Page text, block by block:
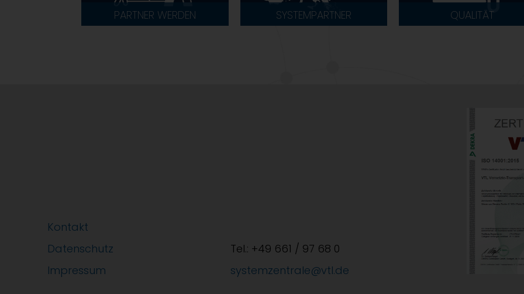
PARTNER WERDEN SYSTEMPARTNER QUALITÄT
Kontakt
Datenschutz
Impressum
Tel.: +49 661 / 97 68 0
systemzentrale@vtl.de